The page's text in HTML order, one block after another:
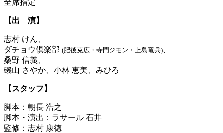
全席指定
【出 演】
志村 けん、
ダチョウ倶楽部 (肥後克広・寺門ジモン・上島竜兵)
桑野 信義、
磯山 さやか、小林 恵美、みひろ
【スタッフ】
脚本：朝長 浩之
脚本・演出：ラサール 石井
監修：志村 康徳